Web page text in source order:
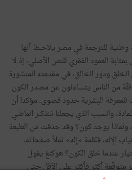
وطنية للترجمة في مصريلاحــظأنها
بمثابة العمود الفقري للنص الأصلي، إذ لا
الخلق ودورالخالق، في مقدمته المنشورة
قلّة من الناس يتساءلون عن مصدرالكون
للمعرفة البشرية حدود قصوى، مؤكداأن
والسبب الذي يجعلنا نتذكــرالماضي
ولماذا يوجدكون؟ وقد حذفت من الطبعة
الإله، فكلمة «إله» تملأ صفحاته،
عندما خلق الكون؟ هوكنغ يقول
متوقّعةأكثرفأكثرعلىالأقلحتى